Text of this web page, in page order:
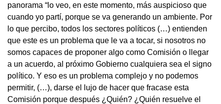
panorama “lo veo, en este momento, más auspicioso que
cuando yo partí, porque se va generando un ambiente. Por
lo que percibo, todos los sectores políticos (…) entienden
que este es un problema que le va a tocar, si nosotros no
somos capaces de proponer algo como Comisión o llegar
a un acuerdo, al próximo Gobierno cualquiera sea el signo
político. Y eso es un problema complejo y no podemos
permitir, (…), darse el lujo de hacer que fracase esta
Comisión porque después ¿Quién? ¿Quién resuelve el